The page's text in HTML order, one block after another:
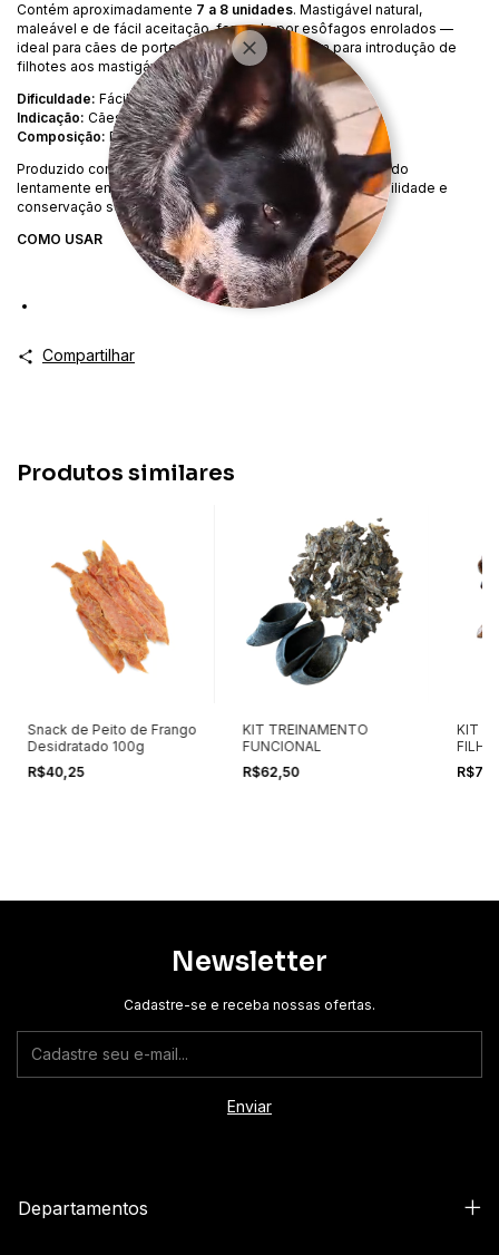
Contém aproximadamente 7 a 8 unidades. Mastigável natural,
maleável e de fácil aceitação, formado por esôfagos enrolados —
ideal para cães de porte mini, idosos e também para introdução de
filhotes aos mastigáveis.
Dificuldade: Fácil
Indicação: Cães saudáveis de todos os portes
Composição: Esôfago suíno desidratado
Produzido com ingrediente de origem animal e desidratado
lentamente em temperatura controlada, garantindo durabilidade e
conservação sem adição de químicos.
COMO USAR
Compartilhar
Produtos similares
Snack de Peito de Frango
Desidratado 100g
R$40,25
KIT TREINAMENTO
FUNCIONAL
R$62,50
KIT
Newsletter
Cadastre-se e receba nossas ofertas.
Departamentos